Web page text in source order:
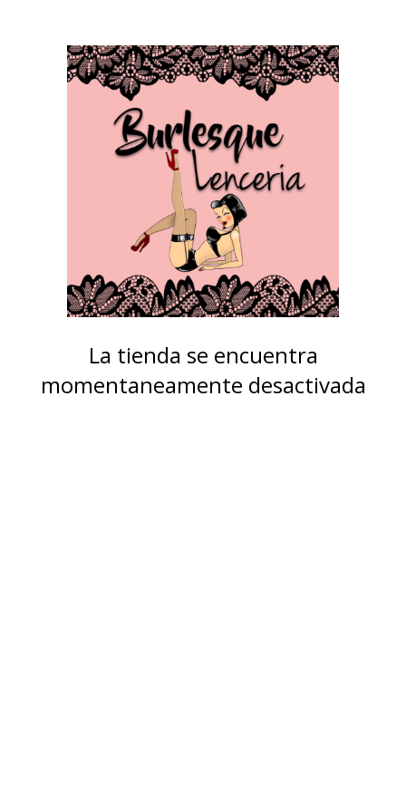
La tienda se encuentra
momentaneamente desactivada